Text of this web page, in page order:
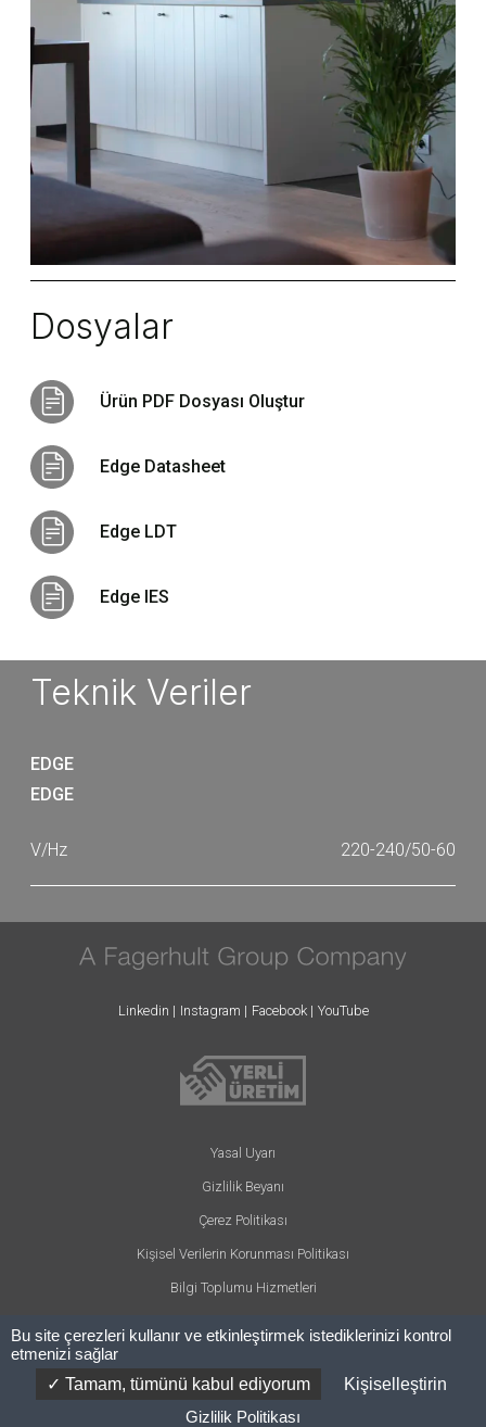
Dosyalar
Ürün PDF Dosyası Oluştur
Edge Datasheet
Edge LDT
Edge IES
Teknik Veriler
EDGE
EDGE
220-240/50-60
Linkedin Instagram Facebook YouTube
Yasal Uyarı
Gizlilik Beyanı
Çerez Politikası
Kişisel Verilerin Korunması Politikası
Bilgi Toplumu Hizmetleri
Concept: Cosmic Creative
Website by:Codesign
Bu site çerezleri kullanır ve etkinleştirmek istediklerinizi kontrol
etmenizi sağlar
Tamam, tümünü kabul ediyorum
Kişiselleştirin
Gizlilik Politikası